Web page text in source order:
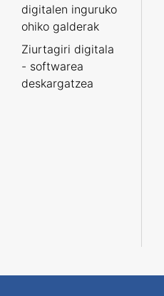
digitalen inguruko
ohiko galderak
Ziurtagiri digitala
- softwarea
deskargatzea